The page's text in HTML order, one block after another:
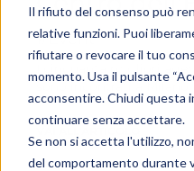
Il rifiuto del consenso può
relative funzioni. Puoi
rifiutare o revocare il tuo
momento. Usa il pulsante
acconsentire. Chiudi questa
continuare senza accettare.
Se non si accetta l'utilizzo,
del comportamento durante
#Eventi
I cinquanta migliori
sono incontrati a Milano